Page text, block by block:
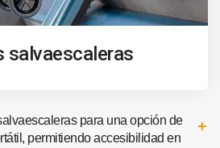
salvaescaleras
para una opción de
permitiendo accesibilidad en